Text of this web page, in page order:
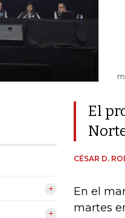
El
CÉSAR D.
En el
martes